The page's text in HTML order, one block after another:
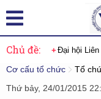
Chủ đề: Đại hội
Cơ cấu tổ chức
Tổ
Thứ bảy, 24/01/2015